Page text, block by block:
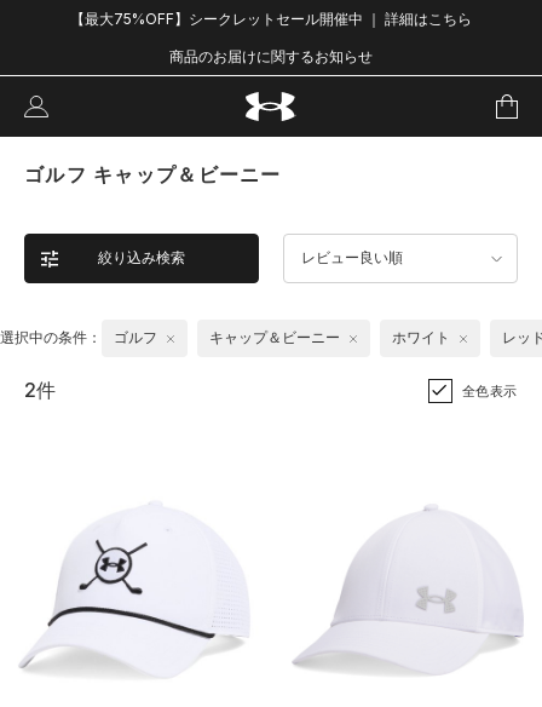
【最大75%OFF】シークレットセール開催中 ｜ 詳細はこちら
商品のお届けに関するお知らせ
ゴルフ キャップ＆ビーニー
絞り込み検索 レビュー良い順
選択中の条件： ゴルフ キャップ＆ビーニー ホワイト レッ
2件 全色表示